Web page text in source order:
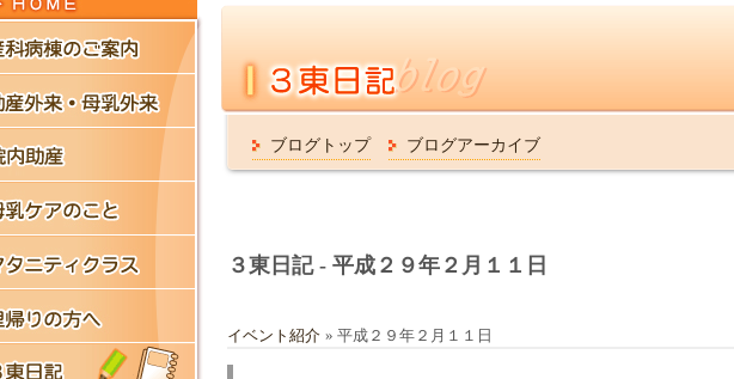
ブログトップ ブログアーカイブ
３東日記 - 平成２９年２月１１日
イベント紹介 » 平成２９年２月１１日